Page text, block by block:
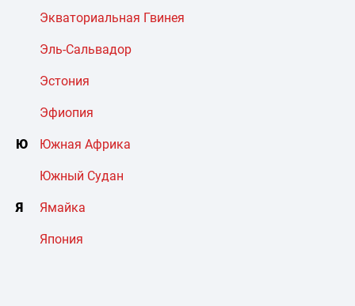
Экваториальная Гвинея
Эль-Сальвадор
Эстония
Эфиопия
Ю Южная Африка
Южный Судан
Я Ямайка
Япония